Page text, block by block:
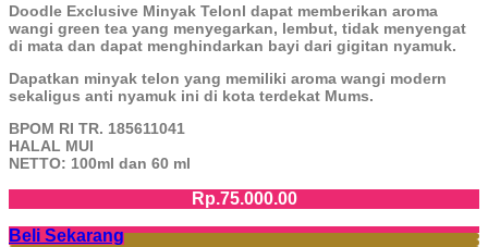
Doodle Exclusive Minyak Telonl dapat memberikan aroma
wangi green tea yang menyegarkan, lembut, tidak menyengat
di mata dan dapat menghindarkan bayi dari gigitan nyamuk.
Dapatkan minyak telon yang memiliki aroma wangi modern
sekaligus anti nyamuk ini di kota terdekat Mums.
BPOM RI TR. 185611041
HALAL MUI
NETTO: 100ml dan 60 ml
Rp.75.000.00
Beli Sekarang